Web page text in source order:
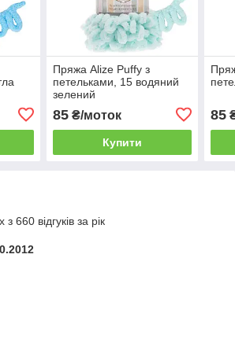
Пряжа Alize Puffy з
петельками, 15 водяний
зелений
85₴/моток
Купити
85
660 відгуків за рік